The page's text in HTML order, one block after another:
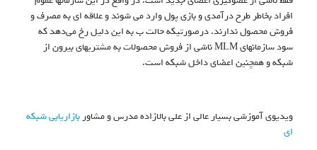
افراد بخاطر طرح درآمدی و بازی پول وارد می شوند و علاقه ای به مصرف و
فروش محصول ندارند. درصورتیکه حالت ب به این دلیل رخ می‌دهد که
سود سازمانهای MLM ناشی از فروش محصولات به مشتریهای بیرون از
شبکه و همچنین اعضای داخل شبکه است.
ویدیوی آموزشی بسیار عالی از علی بالازاده مدرس و مشاوربازاریابی شبکه
ای